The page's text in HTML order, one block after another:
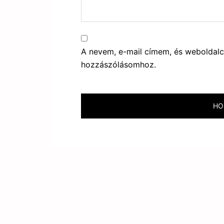
A nevem, e-mail címem, és
hozzászólásomhoz.